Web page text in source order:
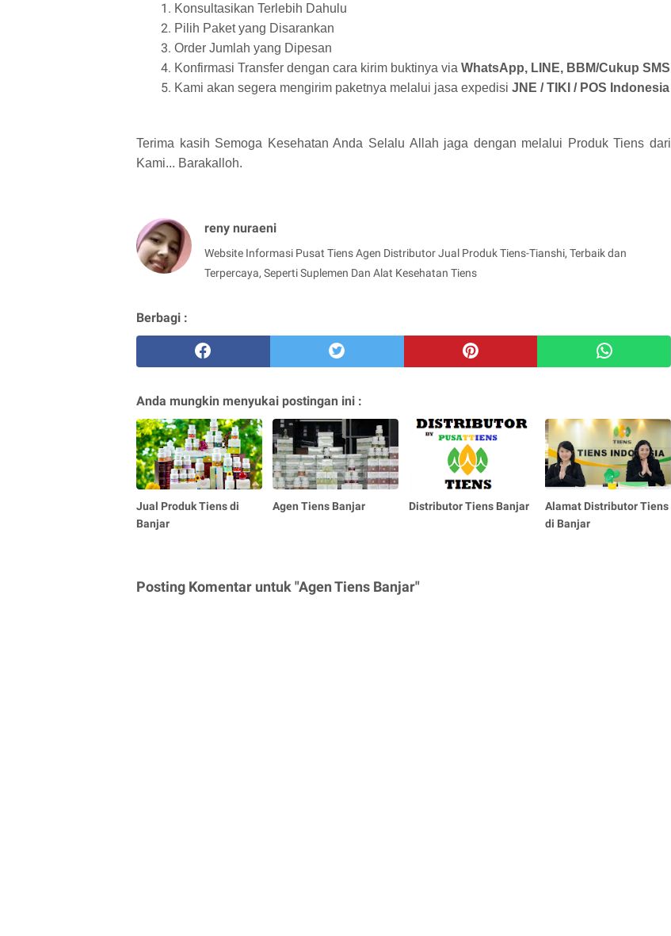
Konsultasikan Terlebih Dahulu
Pilih Paket yang Disarankan
Order Jumlah yang Dipesan
Konfirmasi Transfer dengan cara kirim buktinya via WhatsApp, LINE, BBM/Cukup SMS
Kami akan segera mengirim paketnya melalui jasa expedisi JNE / TIKI / POS Indonesia
Terima kasih Semoga Kesehatan Anda Selalu Allah jaga dengan melalui Produk Tiens dari
Kami... Barakalloh.
reny nuraeni
Website Informasi Pusat Tiens Agen Distributor Jual Produk Tiens-Tianshi, Terbaik dan
Terpercaya, Seperti Suplemen Dan Alat Kesehatan Tiens
Berbagi :
Anda mungkin menyukai postingan ini :
Jual Produk Tiens di
Banjar
Agen Tiens Banjar Distributor Tiens Banjar
Alamat Distributor Tiens
di Banjar
Posting Komentar untuk "Agen Tiens Banjar"